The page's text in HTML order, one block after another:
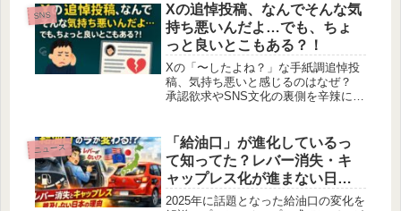
SNS
Xの追悼投稿、なんでそんな気
持ち悪いんだよ…でも、ちょ
っと良いとこもある？！
Xの「〜したよね？」な手紙調追悼投
稿、気持ち悪いと感じるのはなぜ？
承認欲求やSNS文化の裏側を辛辣に分
ニュース
「給油口」が進化しているっ
て知ってた？レバー消失・キ
ャップレス化が進まない日本
車の意外な事情
2025年に話題となった給油口の変化を